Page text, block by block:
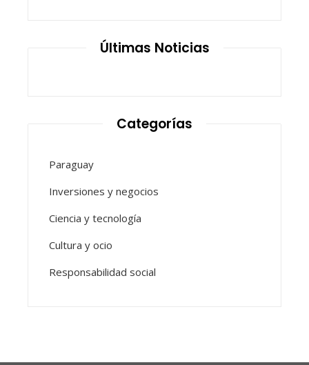
Últimas Noticias
Categorías
Paraguay
Inversiones y negocios
Ciencia y tecnología
Cultura y ocio
Responsabilidad social